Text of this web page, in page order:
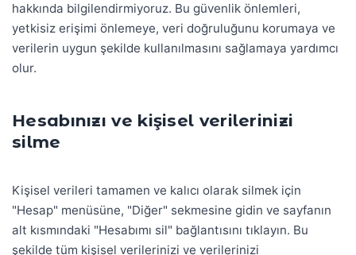
hakkında bilgilendirmiyoruz. Bu güvenlik önlemleri,
yetkisiz erişimi önlemeye, veri doğruluğunu korumaya ve
verilerin uygun şekilde kullanılmasını sağlamaya yardımcı
olur.
Hesabınızı ve kişisel verilerinizi
silme
Kişisel verileri tamamen ve kalıcı olarak silmek için
"Hesap" menüsüne, "Diğer" sekmesine gidin ve sayfanın
alt kısmındaki "Hesabımı sil" bağlantısını tıklayın. Bu
şekilde tüm kişisel verilerinizi ve verilerinizi